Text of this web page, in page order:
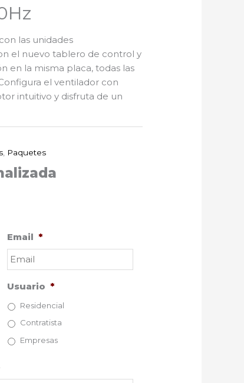
las unidades
el nuevo tablero de control y
en la misma placa, todas las
el ventilador con
intuitivo y disfruta de un
Paquetes
Email *
Usuario *
Residencial
Contratista
Empresas